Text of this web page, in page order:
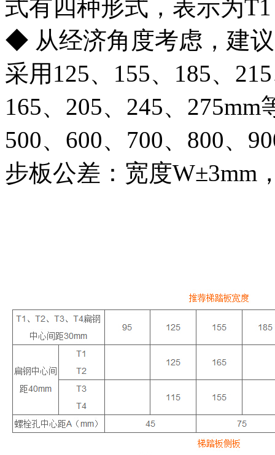
式有四种形式，表示为
◆ 从经济角度考虑，建
采用125、155、185、
165、205、245、
500、600、700、800、
步板公差：宽度W±3mm